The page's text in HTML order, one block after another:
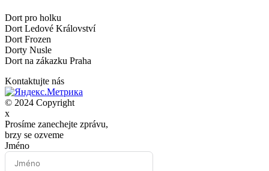
Dort pro holku
Dort Ledové Království
Dort Frozen
Dorty Nusle
Dort na zákazku Praha
Kontaktujte nás
© 2024 Copyright
x
Prosíme zanechejte zprávu,
brzy se ozveme
Jméno